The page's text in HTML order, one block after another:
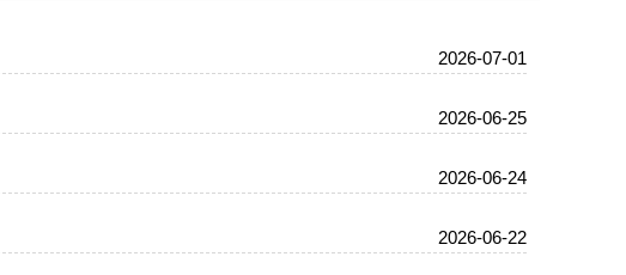
2026-07-01
2026-06-25
2026-06-24
2026-06-22